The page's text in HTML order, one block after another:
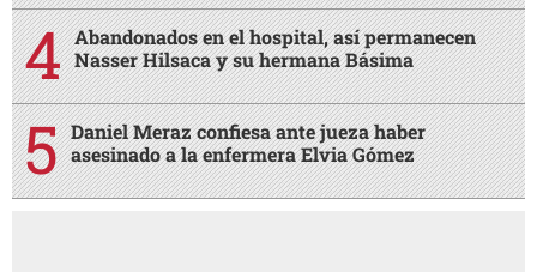
Abandonados en el hospital, así permanecen
Nasser Hilsaca y su hermana Básima
Daniel Meraz confiesa ante jueza haber
asesinado a la enfermera Elvia Gómez